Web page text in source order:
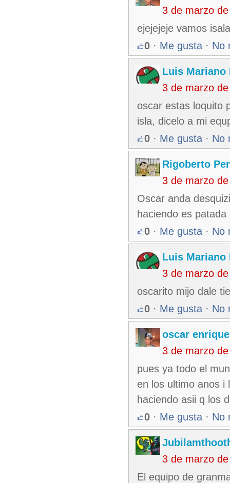
3 de marzo
ejejejeje vamos
0 · Me gusta · No
Luis Mariano
3 de marzo
oscar estas loquito
isla, dicelo a mi
0 · Me gusta · No
Rigoberto
3 de marzo
Oscar anda
haciendo es
0 · Me gusta · No
Luis Mariano
3 de marzo
oscarito mijo dale
0 · Me gusta · No
oscar enrique
3 de marzo
pues ya todo el
en los ultimo anos i
haciendo asii q los
0 · Me gusta · No
3 de marzo
El equipo de